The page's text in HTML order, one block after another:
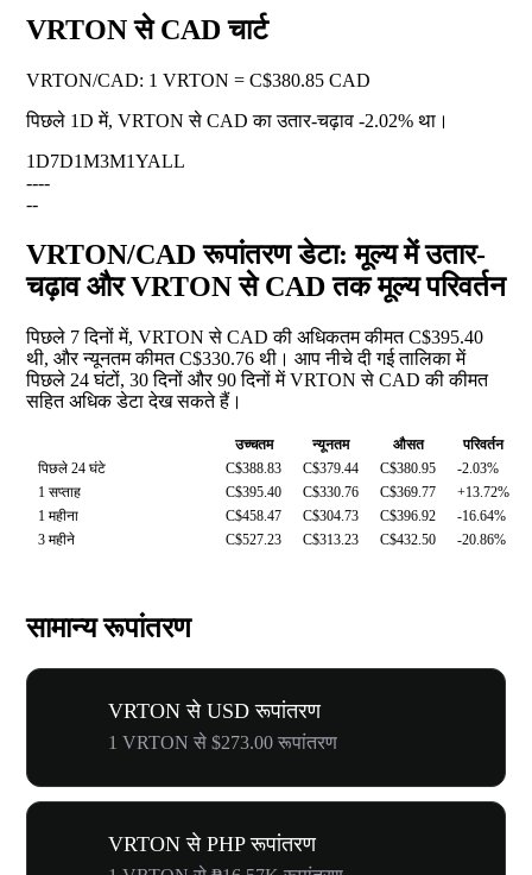
VRTON से CAD चार्ट
VRTON/CAD: 1 VRTON = C$380.85 CAD
पिछले 1D में, VRTON से CAD का उतार-चढ़ाव -2.02% था।
1D7D1M3M1YALL
----
--
VRTON/CAD रूपांतरण डेटा: मूल्य में उतार-
चढ़ाव और VRTON से CAD तक मूल्य परिवर्तन
पिछले 7 दिनों में, VRTON से CAD की अधिकतम कीमत C$395.40
थी, और न्यूनतम कीमत C$330.76 थी। आप नीचे दी गई तालिका में
पिछले 24 घंटों, 30 दिनों और 90 दिनों में VRTON से CAD की कीमत
सहित अधिक डेटा देख सकते हैं।
उच्चतम न्यूनतम औसत
परिवर्तन
पिछले 24 घंटे
C$388.83 C$379.44 C$380.95
-2.03%
1 सप्ताह
C$395.40 C$330.76 C$369.77
+13.72%
1 महीना
C$458.47 C$304.73 C$396.92
-16.64%
3 महीने
C$527.23 C$313.23 C$432.50 -20.86%
सामान्य रूपांतरण
VRTON से USD रूपांतरण
1 VRTON से $273.00 रूपांतरण
VRTON से PHP रूपांतरण